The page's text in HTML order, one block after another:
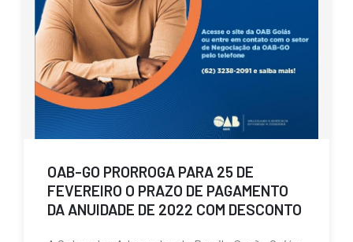
OAB-GO PRORROGA PARA 25 DE
FEVEREIRO O PRAZO DE PAGAMENTO
DA ANUIDADE DE 2022 COM DESCONTO